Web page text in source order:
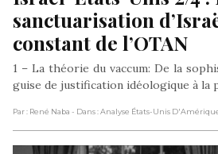
sanctuarisation
constant de l’OTAN
1 – La théorie du vaccum: De la
guise de justification idéologique à la
Par : René Naba - Dans : Analyse États-Unis